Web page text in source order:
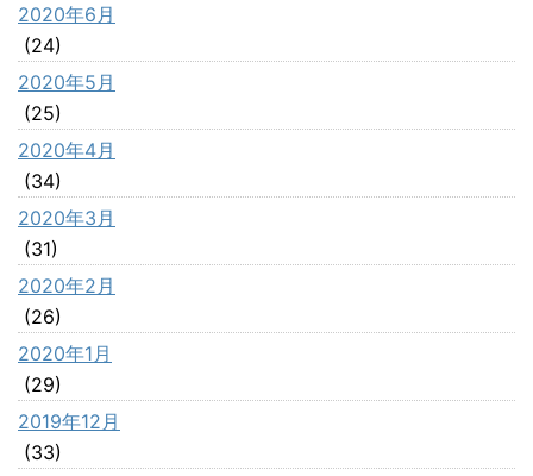
2020年6月
(24)
2020年5月
(25)
2020年4月
(34)
2020年3月
(31)
2020年2月
(26)
2020年1月
(29)
2019年12月
(33)